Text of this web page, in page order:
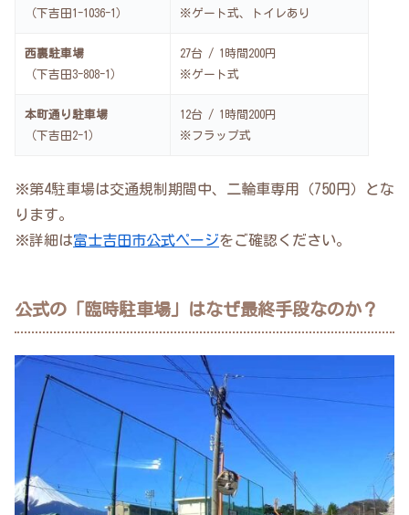
（下吉田1-1036-1）
※ゲート式、トイレあり
西裏駐車場
（下吉田3-808-1）
27台 / 1時間200円
※ゲート式
本町通り駐車場
（下吉田2-1）
12台 / 1時間200円
※フラップ式
※第4駐車場は交通規制期間中、二輪車専用（750円）とな
ります。
※詳細は富士吉田市公式ページをご確認ください。
公式の「臨時駐車場」はなぜ最終手段なのか？